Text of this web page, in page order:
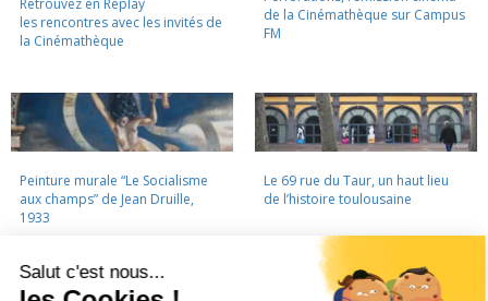
Retrouvez en Replay
les rencontres avec les invités de
la Cinémathèque
de la Cinémathèque sur Campus
FM
Peinture murale “Le Socialisme
aux champs” de Jean Druille,
1933
Le 69 rue du Taur, un haut lieu
de l’histoire toulousaine